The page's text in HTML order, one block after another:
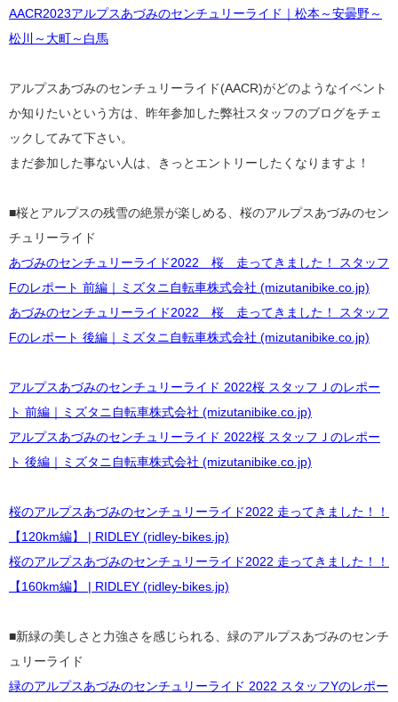
AACR2023アルプスあづみのセンチュリーライド｜松本～安曇野～
松川～大町～白馬
アルプスあづみのセンチュリーライド(AACR)がどのようなイベント
か知りたいという方は、昨年参加した弊社スタッフのブログをチェ
ックしてみて下さい。
まだ参加した事ない人は、きっとエントリーしたくなりますよ！
■桜とアルプスの残雪の絶景が楽しめる、桜のアルプスあづみのセン
チュリーライド
あづみのセンチュリーライド2022 桜 走ってきました！ スタッフ
Fのレポート 前編｜ミズタニ自転車株式会社 (mizutanibike.co.jp)
あづみのセンチュリーライド2022 桜 走ってきました！ スタッフ
Fのレポート 後編｜ミズタニ自転車株式会社 (mizutanibike.co.jp)
アルプスあづみのセンチュリーライド 2022桜 スタッフＪのレポー
ト 前編｜ミズタニ自転車株式会社 (mizutanibike.co.jp)
アルプスあづみのセンチュリーライド 2022桜 スタッフＪのレポー
ト 後編｜ミズタニ自転車株式会社 (mizutanibike.co.jp)
桜のアルプスあづみのセンチュリーライド2022 走ってきました！！
【120km編】 | RIDLEY (ridley-bikes.jp)
桜のアルプスあづみのセンチュリーライド2022 走ってきました！！
【160km編】 | RIDLEY (ridley-bikes.jp)
■新緑の美しさと力強さを感じられる、緑のアルプスあづみのセンチ
ュリーライド
緑のアルプスあづみのセンチュリーライド 2022 スタッフYのレポー